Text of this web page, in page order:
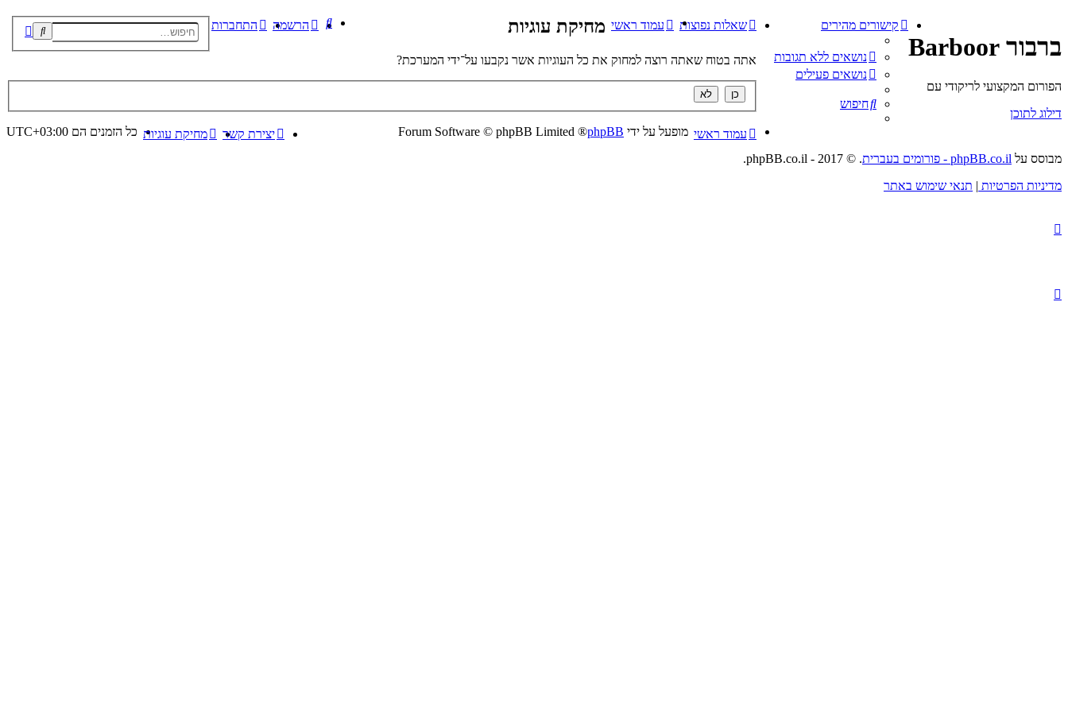
ברבור Barboor
הפורום המקצועי לריקודי עם
דילוג לתוכן
חיפושחיפוש
מתקדם
קישורים מהירים
נושאים ללא תגובות
נושאים פעילים
חיפוש
שאלות נפוצות התחברות הרשמה עמוד ראשי חיפוש מחיקת עוגיות
אתה בטוח שאתה רוצה למחוק את כל העוגיות אשר נקבעו על־ידי המערכת?
עמוד ראשי כל הזמנים הם UTC+03:00 מחיקת עוגיות יצירת קשר מופעל על ידי phpBB
® Forum Software © phpBB Limited
מבוסס על phpBB.co.il - פורומים בעברית
. © 2017 - phpBB.co.il.
מדיניות הפרטיות | תנאי שימוש באתר